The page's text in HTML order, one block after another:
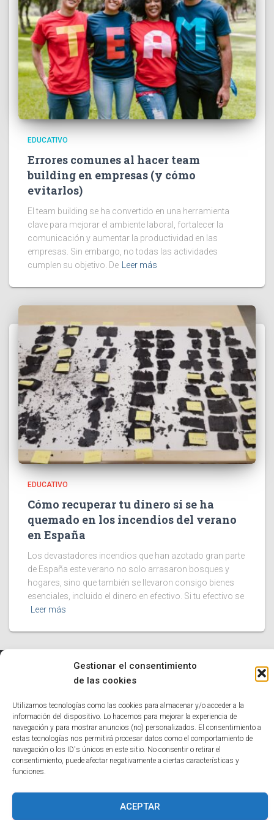
Gestionar el consentimiento
de las cookies
Utilizamos tecnologías como las cookies para almacenar y/o acceder a la
información del dispositivo. Lo hacemos para mejorar la experiencia de
navegación y para mostrar anuncios (no) personalizados. El consentimiento a
estas tecnologías nos permitirá procesar datos como el comportamiento de
navegación o los ID's únicos en este sitio. No consentir o retirar el
consentimiento, puede afectar negativamente a ciertas características y
funciones.
ACEPTAR
EDUCATIVO
Errores comunes al hacer team
building en empresas (y cómo
evitarlos)
El team building se ha convertido en una herramienta
clave para mejorar el ambiente laboral, fortalecer la
comunicación y aumentar la productividad en las
empresas. Sin embargo, no todas las actividades
cumplen su objetivo. De
Leer más
EDUCATIVO
Cómo recuperar tu dinero si se ha
quemado en los incendios del verano
en España
Los devastadores incendios que han azotado gran parte
de España este verano no solo arrasaron bosques y
hogares, sino que también se llevaron consigo bienes
esenciales, incluido el dinero en efectivo. Si tu efectivo se
Leer más
TECNOLOGÍA EDUCATIVO
HUMOR NOTICIAS INTERESANTES
POLÍTICA DE COOKIES (UE)